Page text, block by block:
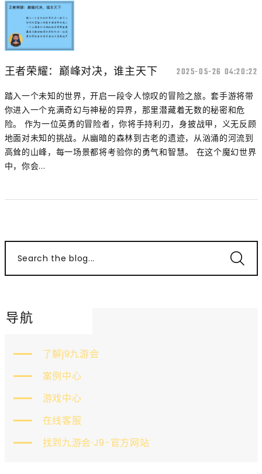
王者荣耀：巅峰对决，谁主天下 2025-05-26 04:20:22
踏入一个未知的世界，开启一段令人惊叹的冒险之旅。套手游将带
你进入一个充满奇幻与神秘的异界，那里潜藏着无数的秘密和危
险。 作为一位英勇的冒险者，你将手持利刃，身披战甲，义无反顾
地面对未知的挑战。从幽暗的森林到古老的遗迹，从汹涌的河流到
高耸的山峰，每一场景都将考验你的勇气和智慧。 在这个魔幻世界
中，你会...
Search the blog...
导航
了解j9九游会
案例中心
游戏中心
在线客服
找到九游会·J9-官方网站